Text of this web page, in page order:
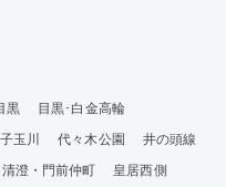
黒
目黒･白金高輪
玉川 代々木公園
井の頭線
清澄・門前仲町
皇居西側